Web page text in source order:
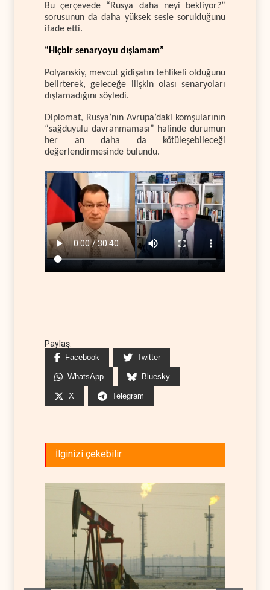
Bu çerçevede “Rusya daha neyi bekliyor?”
sorusunun da daha yüksek sesle sorulduğunu
ifade etti.
“Hiçbir senaryoyu dışlamam”
Polyanskiy, mevcut gidişatın tehlikeli olduğunu
belirterek, geleceğe ilişkin olası senaryoları
dışlamadığını söyledi.
Diplomat, Rusya’nın Avrupa’daki komşularının
“sağduyulu davranmaması” halinde durumun
her an daha da kötüleşebileceği
değerlendirmesinde bulundu.
Paylaş:
Facebook Twitter
WhatsApp Bluesky
X Telegram
İlginizi çekebilir